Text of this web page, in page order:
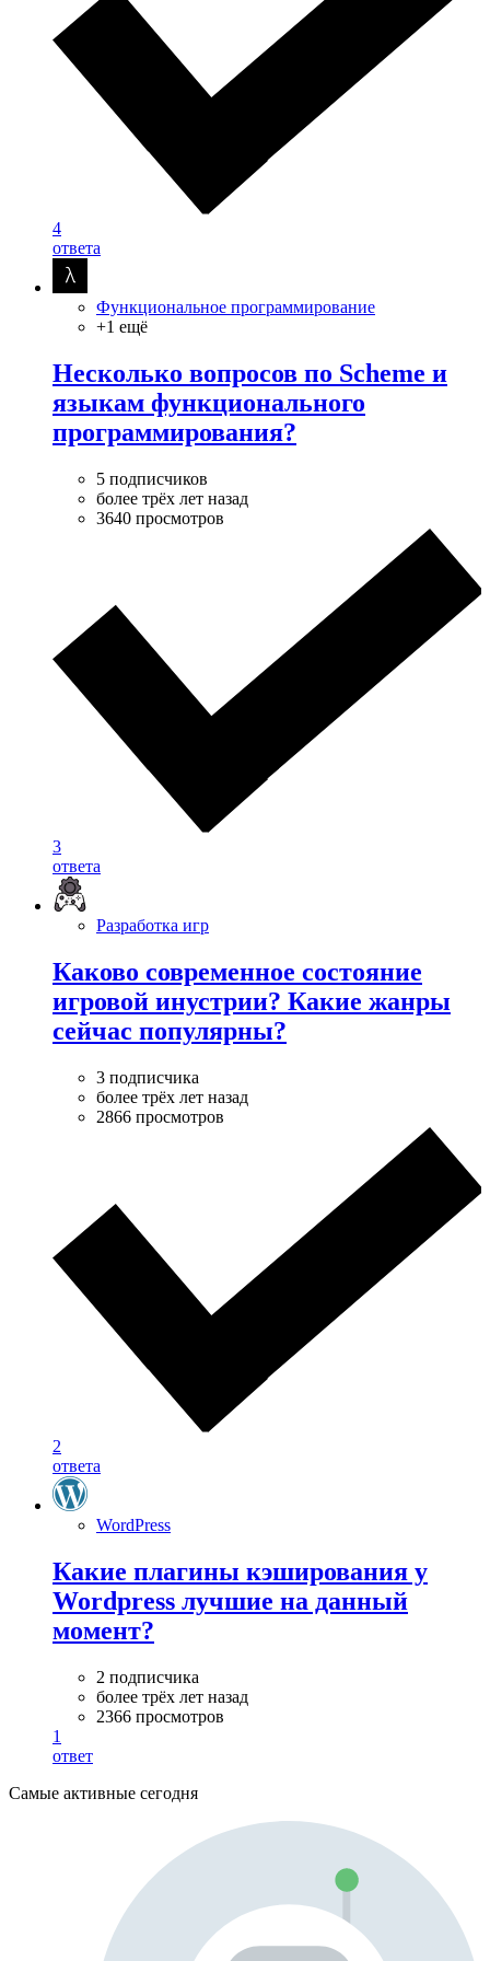
4
ответа
Функциональное программирование
+1 ещё
Несколько вопросов по Scheme и
языкам функционального
программирования?
5 подписчиков
более трёх лет назад
3640 просмотров
3
ответа
Разработка игр
Каково современное состояние
игровой инустрии? Какие жанры
сейчас популярны?
3 подписчика
более трёх лет назад
2866 просмотров
2
ответа
WordPress
Какие плагины кэширования у
Wordpress лучшие на данный
момент?
2 подписчика
более трёх лет назад
2366 просмотров
1
ответ
Самые активные сегодня